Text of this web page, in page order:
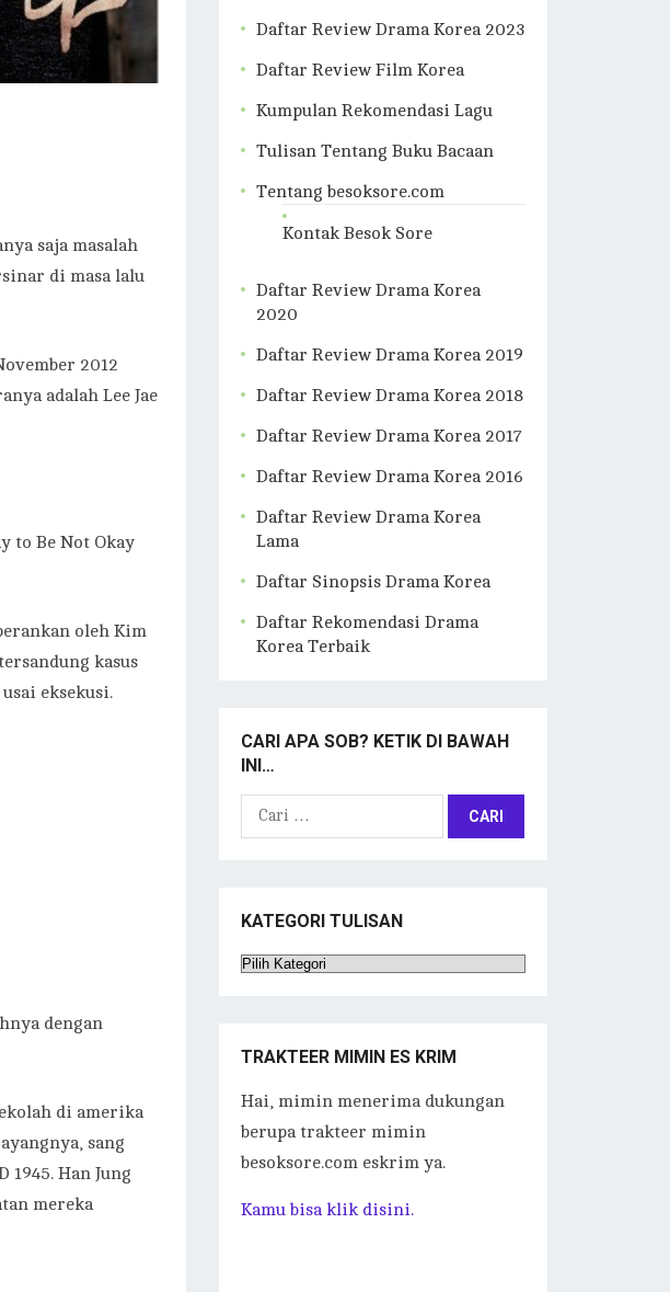
saja masalah
di masa lalu
2012
adalah Lee Jae
to Be Not Okay
oleh Kim
kasus
eksekusi.
dengan
di amerika
sang
Han Jung
mereka
Daftar Review Drama Korea 2023
Daftar Review Film Korea
Kumpulan Rekomendasi Lagu
Tulisan Tentang Buku Bacaan
Tentang besoksore.com
Kontak Besok Sore
Daftar Review Drama Korea
2020
Daftar Review Drama Korea 2019
Daftar Review Drama Korea 2018
Daftar Review Drama Korea 2017
Daftar Review Drama Korea 2016
Daftar Review Drama Korea
Lama
Daftar Sinopsis Drama Korea
Daftar Rekomendasi Drama
Korea Terbaik
CARI APA SOB? KETIK DI BAWAH
INI…
Cari
KATEGORI TULISAN
Kategori
TRAKTEER MIMIN ES KRIM
Hai, mimin menerima dukungan
berupa trakteer mimin
besoksore.com eskrim ya.
Kamu bisa klik disini.